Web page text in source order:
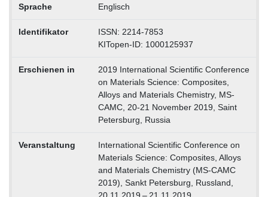
Sprache Englisch
Identifikator
ISSN: 2214-7853
KITopen-ID: 1000125937
Erschienen in
2019 International Scientific Conference
on Materials Science: Composites,
Alloys and Materials Chemistry, MS-
CAMC, 20-21 November 2019, Saint
Petersburg, Russia
Veranstaltung
International Scientific Conference on
Materials Science: Composites, Alloys
and Materials Chemistry (MS-CAMC
2019), Sankt Petersburg, Russland,
20.11.2019 – 21.11.2019